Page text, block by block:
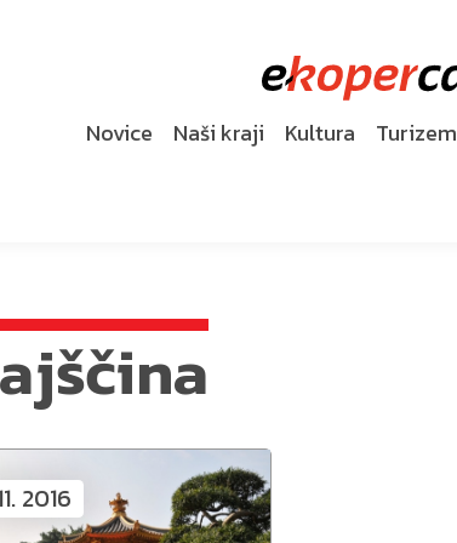
Novice Naši kraji Kultura Turizem
2016